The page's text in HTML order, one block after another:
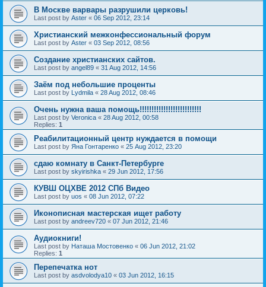
В Москве варвары разрушили церковь!
Last post by Aster « 06 Sep 2012, 23:14
Христианский межконфессиональный форум
Last post by Aster « 03 Sep 2012, 08:56
Создание христианских сайтов.
Last post by angel89 « 31 Aug 2012, 14:56
Заём под небольшие проценты
Last post by Lydmila « 28 Aug 2012, 08:46
Очень нужна ваша помощь!!!!!!!!!!!!!!!!!!!!!!!!!!
Last post by Veronica « 28 Aug 2012, 00:58
Replies: 1
Реабилитационный центр нуждается в помощи
Last post by Яна Гонтаренко « 25 Aug 2012, 23:20
сдаю комнату в Санкт-Петербурге
Last post by skyirishka « 29 Jun 2012, 17:56
КУВШ ОЦХВЕ 2012 СПб Видео
Last post by uos « 08 Jun 2012, 07:22
Иконописная мастерская ищет работу
Last post by andreev720 « 07 Jun 2012, 21:46
Аудиокниги!
Last post by Наташа Мостовенко « 06 Jun 2012, 21:02
Replies: 1
Перепечатка нот
Last post by asdvolodya10 « 03 Jun 2012, 16:15